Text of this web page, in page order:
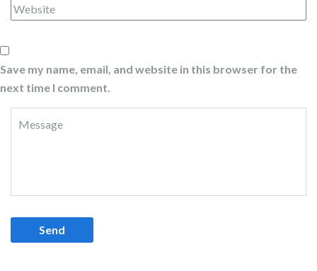
Save my name, email, and website in this browser for the
next time I comment.